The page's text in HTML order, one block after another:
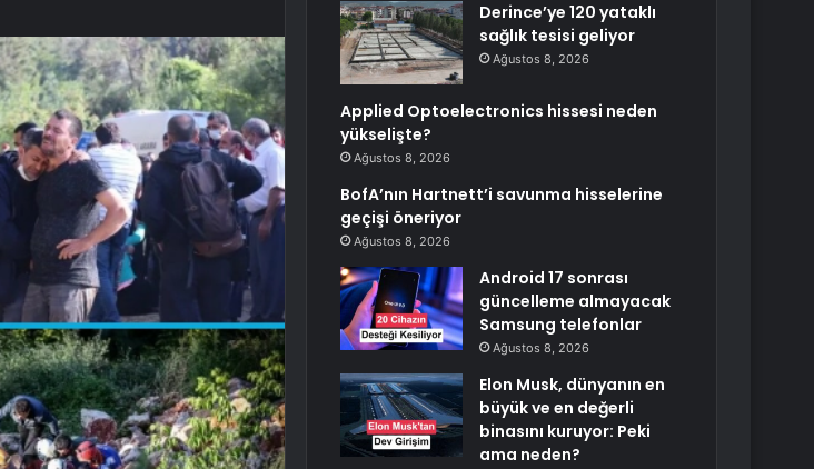
Derince’ye 120 yataklı
sağlık tesisi geliyor
Ağustos 8, 2026
Applied Optoelectronics hissesi neden
yükselişte?
Ağustos 8, 2026
BofA’nın Hartnett’i savunma hisselerine
geçişi öneriyor
Ağustos 8, 2026
Android 17 sonrası
güncelleme almayacak
Samsung telefonlar
Ağustos 8, 2026
Elon Musk, dünyanın en
büyük ve en değerli
binasını kuruyor: Peki
ama neden?